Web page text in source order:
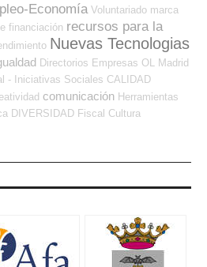
Economía Voluntariado marca
financiación recursos para la
Nuevas Tecnologias
Directorios Empresas OL
Madrid
- Iniciativas Sociales CALIDAD
comunicación Herramientas
DIVERSIDAD Fiscal Cultura